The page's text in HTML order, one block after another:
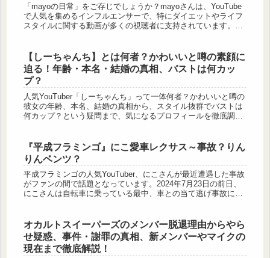
「mayoの日常」をご存じでしょうか？mayoさんは、YouTube
で人気を集めるインフルエンサーで、特にダイエットやライフ
スタイルに関する動画が多くの視聴者に支持されています。こ
【しーちゃんち】とは何者？かわいいと噂の素顔に
迫る！年齢・本名・結婚の真相、バストは何カッ
プ？
人気YouTuber「しーちゃんち」って一体何者？かわいいと噂の
彼女の年齢、本名、結婚の真相から、スタイル抜群でバストは
何カップ？という疑問まで、気になるプロフィールを徹底調
『平成フラミンゴ』にこ愛車レクサス～事故？りん
りんベンツ？
平成フラミンゴの人気YouTuber、にこさんが最近遭遇した事故
がファンの間で話題となっています。2024年7月23日の前日、
にこさんは自転車に乗っている最中、車との当て逃げ事故に巻
オカルトスイーパーズのメンバー脱退理由からやら
せ疑惑、事件・謝罪の真相、新メンバーやマイクの
現在まで徹底解説！